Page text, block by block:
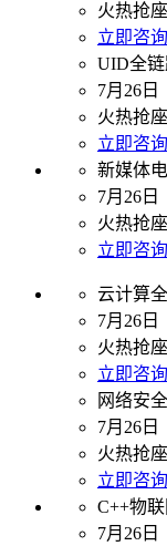
火热抢
立即咨询
UID全
7月26日
火热抢
立即咨询
新媒体
7月26日
火热抢
立即咨询
云计算
7月26日
火热抢
立即咨询
网络安
7月26日
火热抢
立即咨询
C++物
7月26日